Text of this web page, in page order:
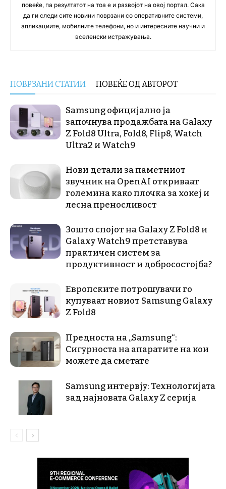
повеќе, па резултатот на тоа е и развојот на овој портал. Сака
да ги следи сите новини поврзани со оперативните системи,
апликациите, мобилните телефони, но и интересните научни и
вселенски истражувања.
ПОВРЗАНИ СТАТИИ ПОВЕЌЕ ОД АВТОРОТ
Samsung официјално ја
започнува продажбата на Galaxy
Z Fold8 Ultra, Fold8, Flip8, Watch
Ultra2 и Watch9
Нови детали за паметниот
звучник на OpenAI откриваат
големина како плочка за хокеј и
лесна преносливост
Зошто спојот на Galaxy Z Fold8 и
Galaxy Watch9 претставува
практичен систем за
продуктивност и добросостојба?
Европските потрошувачи го
купуваат новиот Samsung Galaxy
Z Fold8
Предноста на „Samsung“:
Сигурноста на апаратите на кои
можете да сметате
Samsung интервју: Технологијата
зад најновата Galaxy Z серија